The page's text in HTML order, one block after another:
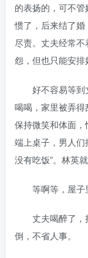
的表扬的，可不
惯了，后来结了
尽责。丈夫经常
怨，但也只能安排
好不容易等到
喝喝，家里被弄
保持微笑和体面
端上桌子，男人
没有吃饭”。林英
等啊等，屋子里
丈夫喝醉了，
倒，不省人事。